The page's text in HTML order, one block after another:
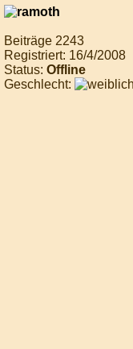
Beiträge 2243
Registriert: 16/4/2008
Status: Offline
Geschlecht: